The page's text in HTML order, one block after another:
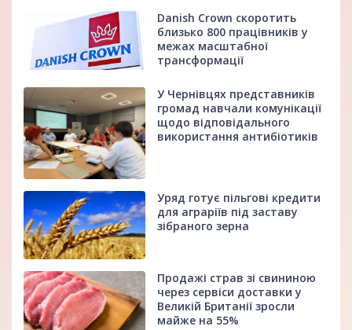
Danish Crown скоротить
близько 800 працівників у
межах масштабної
трансформації
У Чернівцях представників
громад навчали комунікації
щодо відповідального
використання антибіотиків
Уряд готує пільгові кредити
для аграріїв під заставу
зібраного зерна
Продажі страв зі свининою
через сервіси доставки у
Великій Британії зросли
майже на 55%